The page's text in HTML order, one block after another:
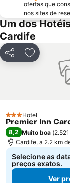
ofertas que
nos sites de
Um dos
Cardife
PartilharAdicionar
3 Estrelas
Hotel
Premier Inn
8,2 Muito boa (
Cardife, a 2.2 km
Selecione as
preços exatos.
Ver